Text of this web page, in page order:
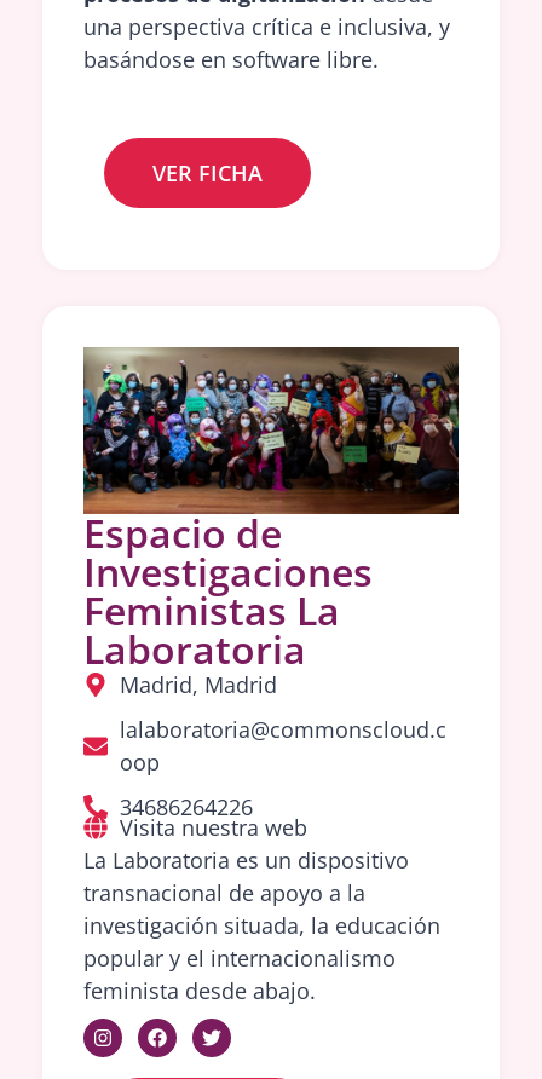
una perspectiva crítica e inclusiva, y
basándose en software libre.
VER FICHA
Espacio de
Investigaciones
Feministas La
Laboratoria
Madrid, Madrid
lalaboratoria@commonscloud.c
oop
34686264226
Visita nuestra web
La Laboratoria es un dispositivo
transnacional de apoyo a la
investigación situada, la educación
popular y el internacionalismo
feminista desde abajo.